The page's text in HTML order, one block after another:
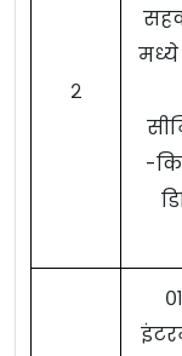
२
मध्ये
-